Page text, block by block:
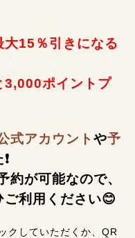
15％引きになる
3,000ポイントプ
式アカウントや予
約が可能なので、
ご利用ください😊
クしていただくか、QR